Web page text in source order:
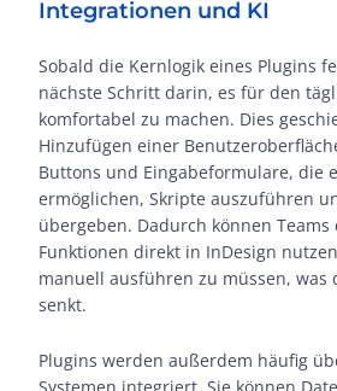
Integrationen und KI
Sobald die Kernlogik eines Plugins
nächste Schritt darin, es für den
komfortabel zu machen. Dies
Hinzufügen einer
Buttons und Eingabeformulare, die
ermöglichen, Skripte auszuführen
übergeben. Dadurch können Teams
Funktionen direkt in InDesign
manuell ausführen zu müssen, was
senkt.
Plugins werden außerdem häufig